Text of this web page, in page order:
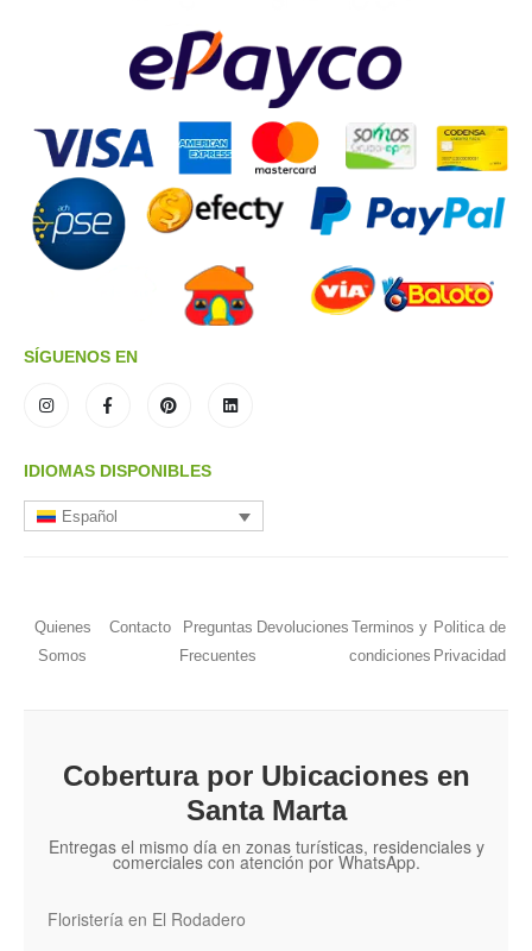
SÍGUENOS EN
IDIOMAS DISPONIBLES
Español
Quienes
Somos
Contacto
Preguntas
Frecuentes
Devoluciones Terminos y
condiciones
Politica de
Privacidad
Cobertura por Ubicaciones en
Santa Marta
Entregas el mismo día en zonas turísticas, residenciales y
comerciales con atención por WhatsApp.
Floristería en El Rodadero